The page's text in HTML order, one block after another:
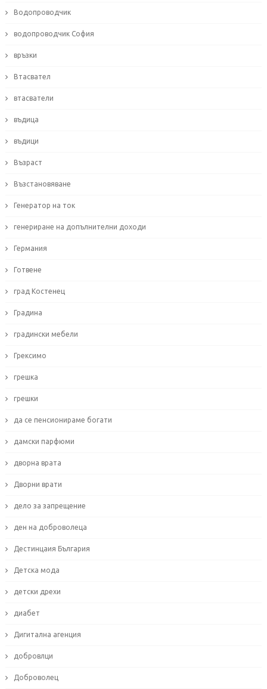
Водопроводчик
водопроводчик София
връзки
Втасвател
втасватели
въдица
въдици
Възраст
Възстановяване
Генератор на ток
генериране на допълнителни доходи
Германия
Готвене
град Костенец
Градина
градински мебели
Грексимо
грешка
грешки
да се пенсионираме богати
дамски парфюми
дворна врата
Дворни врати
дело за запрещение
ден на доброволеца
Дестинцаия България
Детска мода
детски дрехи
диабет
Дигитална агенция
добровлци
Доброволец